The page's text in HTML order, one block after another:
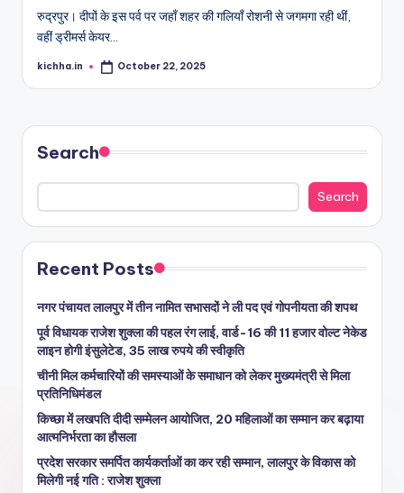
रुद्रपुर। दीपों के इस पर्व पर जहाँ शहर की गलियाँ रोशनी से जगमगा रही थीं,
वहीं ड्रीमर्स केयर…
kichha.in October 22, 2025
Search
Search
Recent Posts
नगर पंचायत लालपुर में तीन नामित सभासदों ने ली पद एवं गोपनीयता की शपथ
पूर्व विधायक राजेश शुक्ला की पहल रंग लाई, वार्ड-16 की 11 हजार वोल्ट नेकेड
लाइन होगी इंसुलेटेड, 35 लाख रुपये की स्वीकृति
चीनी मिल कर्मचारियों की समस्याओं के समाधान को लेकर मुख्यमंत्री से मिला
प्रतिनिधिमंडल
किच्छा में लखपति दीदी सम्मेलन आयोजित, 20 महिलाओं का सम्मान कर बढ़ाया
आत्मनिर्भरता का हौसला
प्रदेश सरकार समर्पित कार्यकर्ताओं का कर रही सम्मान, लालपुर के विकास को
मिलेगी नई गति : राजेश शुक्ला